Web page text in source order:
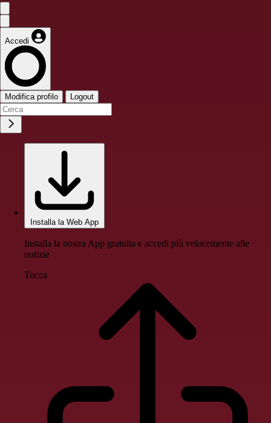
Accedi
Modifica profilo Logout
Installa la Web App
Installa la nostra App gratuita e accedi più velocemente alle
notizie
Tocca